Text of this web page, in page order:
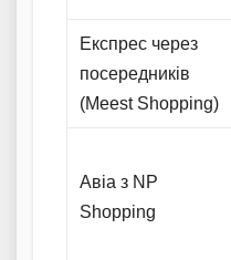
Експрес через
посередників
(Meest Shopping)
Авіа з NP
Shopping